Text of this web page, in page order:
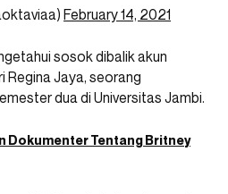
February 14, 2021
sosok dibalik akun
Regina Jaya, seorang
dua di Universitas Jambi.
Dokumenter Tentang Britney